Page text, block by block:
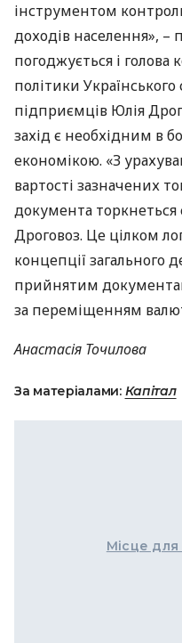
інструментом
доходів населення», –
погоджується і голова
політики
підприємців Юлія
захід є необхідним в
економікою. «З
вартості зазначених
документа торкнеться
Дроговоз. Це цілком
концепції загального
прийнятим
за переміщенням
Анастасія Точилова
За матеріалами: Капітал
Місце